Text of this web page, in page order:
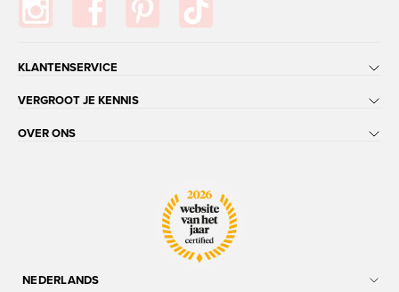
KLANTENSERVICE
VERGROOT JE KENNIS
OVER ONS
NEDERLANDS